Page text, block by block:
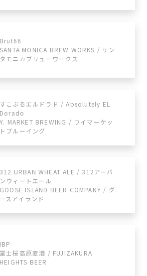
Brut66
SANTA MONICA BREW WORKS / サン
タモニカブリューワークス
すこぶるエルドラド / Absolutely EL
Dorado
Y. MARKET BREWING / ワイマーケッ
トブルーイング
312 URBAN WHEAT ALE / 312アーバ
ンウィートエール
GOOSE ISLAND BEER COMPANY / グ
ースアイランド
IBP
富士桜高原麦酒 / FUJIZAKURA
HEIGHTS BEER